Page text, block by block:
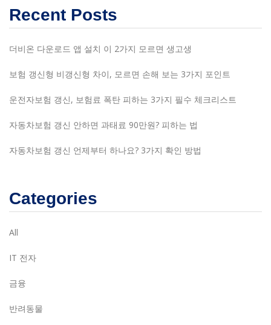
Recent Posts
더비온 다운로드 앱 설치 이 2가지 모르면 생고생
보험 갱신형 비갱신형 차이, 모르면 손해 보는 3가지 포인트
운전자보험 갱신, 보험료 폭탄 피하는 3가지 필수 체크리스트
자동차보험 갱신 안하면 과태료 90만원? 피하는 법
자동차보험 갱신 언제부터 하나요? 3가지 확인 방법
Categories
All
IT 전자
금융
반려동물